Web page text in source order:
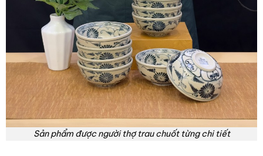
Sản phẩm được người thợ trau chuốt từng chi tiết